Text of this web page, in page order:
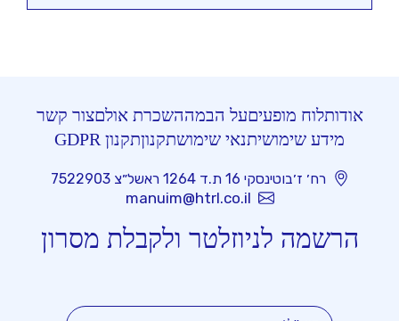
אודותלוח מופעיםעל הבמההשכרת אולםצור קשר
מידע שימושיתנאי שימושתקנוןתקנון GDPR
רח׳ ז׳בוטינסקי 16 ת.ד 1264 ראשל״צ 7522903
manuim@htrl.co.il
הרשמה לניוזלטר ולקבלת מסרון